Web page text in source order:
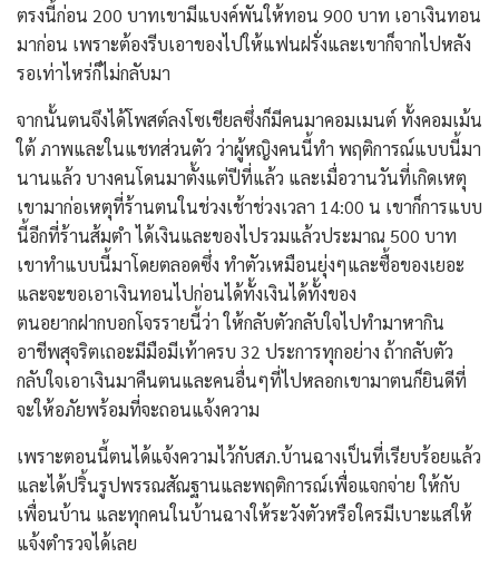
ตรงนี้ก่อน 200 บาทเขามีแบงค์พันให้ทอน 900 บาท เอาเงินทอน
มาก่อน เพราะต้องรีบเอาของไปให้แฟนฝรั่งและเขาก็จากไปหลัง
รอเท่าไหร่ก็ไม่กลับมา
จากนั้นตนจึงได้โพสต์ลงโซเชียลซึ่งก็มีคนมาคอมเมนต์ ทั้งคอมเม้น
ใต้ ภาพและในแชทส่วนตัว ว่าผู้หญิงคนนี้ทำ พฤติการณ์แบบนี้มา
นานแล้ว บางคนโดนมาตั้งแต่ปีที่แล้ว และเมื่อวานวันที่เกิดเหตุ
เขามาก่อเหตุที่ร้านตนในช่วงเช้าช่วงเวลา 14:00 น เขาก็การแบบ
นี้อีกที่ร้านส้มตำ ได้เงินและของไปรวมแล้วประมาณ 500 บาท
เขาทำแบบนี้มาโดยตลอดซึ่ง ทำตัวเหมือนยุ่งๆและซื้อของเยอะ
และจะขอเอาเงินทอนไปก่อนได้ทั้งเงินได้ทั้งของ
ตนอยากฝากบอกโจรรายนี้ว่า ให้กลับตัวกลับใจไปทำมาหากิน
อาชีพสุจริตเถอะมีมือมีเท้าครบ 32 ประการทุกอย่าง ถ้ากลับตัว
กลับใจเอาเงินมาคืนตนและคนอื่นๆที่ไปหลอกเขามาตนก็ยินดีที่
จะให้อภัยพร้อมที่จะถอนแจ้งความ
เพราะตอนนี้ตนได้แจ้งความไว้กับสภ.บ้านฉางเป็นที่เรียบร้อยแล้ว
และได้ปริ้นรูปพรรณสัณฐานและพฤติการณ์เพื่อแจกจ่าย ให้กับ
เพื่อนบ้าน และทุกคนในบ้านฉางให้ระวังตัวหรือใครมีเบาะแสให้
แจ้งตำรวจได้เลย